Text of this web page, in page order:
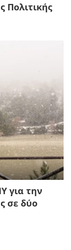
Πολιτικής
για την
σε δύο